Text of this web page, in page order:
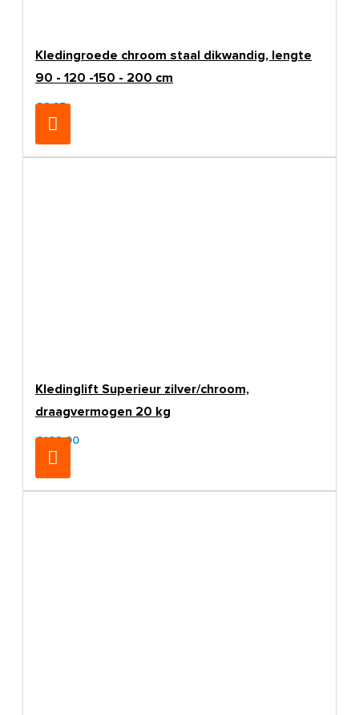
Kledingroede chroom staal dikwandig, lengte
90 - 120 -150 - 200 cm
€8,25
Kledinglift Superieur zilver/chroom,
draagvermogen 20 kg
€169,00